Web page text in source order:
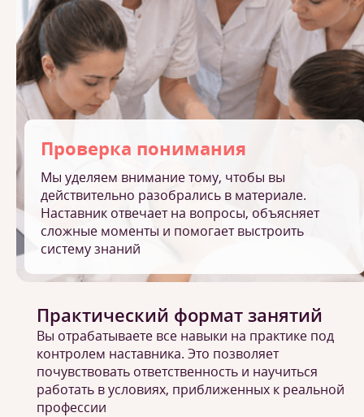
Проверка понимания
Мы уделяем внимание тому, чтобы вы
действительно разобрались в материале.
Наставник отвечает на вопросы, объясняет
сложные моменты и помогает выстроить
систему знаний
Практический формат занятий
Вы отрабатываете все навыки на практике под
контролем наставника. Это позволяет
почувствовать ответственность и научиться
работать в условиях, приближенных к реальной
профессии